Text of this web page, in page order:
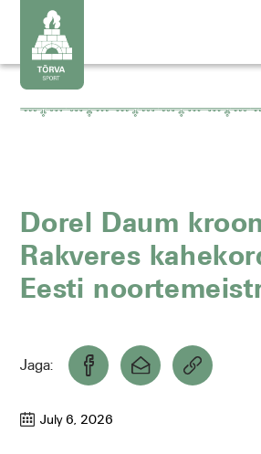
Dorel Daum
Rakveres
Eesti
Jaga:
July 6, 2026